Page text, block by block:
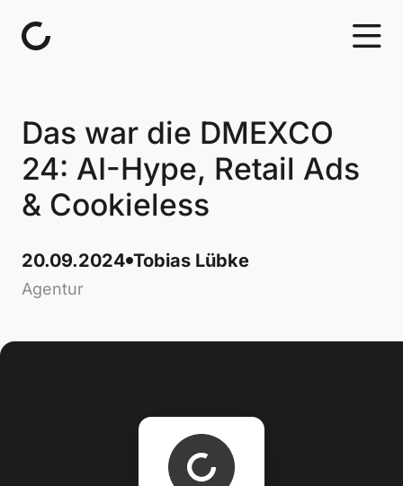
Das war die DMEXCO
24: AI-Hype, Retail Ads
& Cookieless
20.09.2024 Tobias Lübke
Agentur